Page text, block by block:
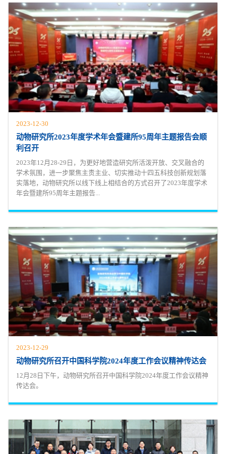
2023-12-30
动物研究所2023年度学术年会暨建所95周年主题报告会顺
利召开
2023年12月28-29日，为更好地营造研究所活泼开放、交叉融合的
学术氛围，进一步聚焦主责主业、切实推动十四五科技创新规划落
实落地，动物研究所以线下线上相结合的方式召开了2023年度学术
年会暨建所95周年主题报告...
2023-12-29
动物研究所召开中国科学院2024年度工作会议精神传达会
12月28日下午，动物研究所召开中国科学院2024年度工作会议精神
传达会。